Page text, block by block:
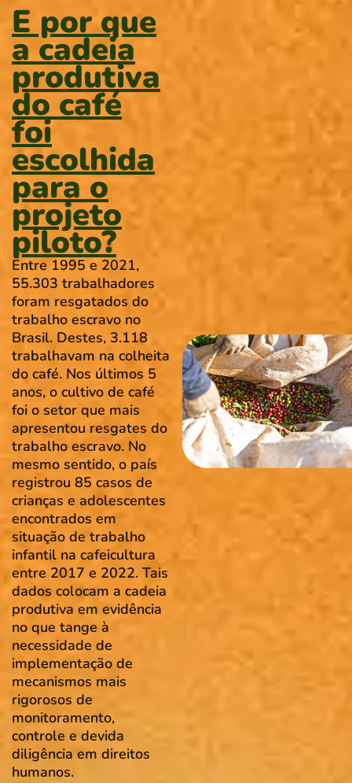
E por que
a cadeia
produtiva
do café
foi
escolhida
para o
projeto
piloto?
Entre 1995 e 2021,
55.303 trabalhadores
foram resgatados do
trabalho escravo no
Brasil. Destes, 3.118
trabalhavam na colheita
do café. Nos últimos 5
anos, o cultivo de café
foi o setor que mais
apresentou resgates do
trabalho escravo. No
mesmo sentido, o país
registrou 85 casos de
crianças e adolescentes
encontrados em
situação de trabalho
infantil na cafeicultura
entre 2017 e 2022. Tais
dados colocam a cadeia
produtiva em evidência
no que tange à
necessidade de
implementação de
mecanismos mais
rigorosos de
monitoramento,
controle e devida
diligência em direitos
humanos.